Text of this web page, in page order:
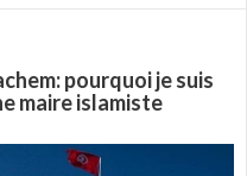
pourquoi je suis
maire islamiste